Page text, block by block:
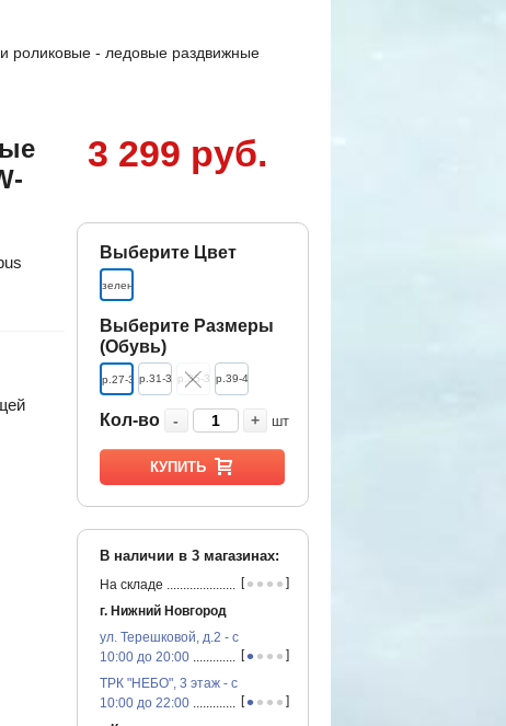
роликовые - ледовые раздвижные
3 299 руб.
Выберите Цвет
зеленый
Выберите Размеры
(Обувь)
р.27-30р.31-34 р.35-38р.39-42
Кол-во - + шт
КУПИТЬ
В наличии в 3магазинах:
На складе ...............................................
[•••• ]
г. Нижний Новгород
ул. Терешковой, д.2 - с
10:00 до 20:00...............................................
[•••• ]
ТРК "НЕБО", 3 этаж - с
10:00 до 22:00...............................................
[•••• ]